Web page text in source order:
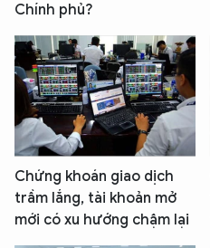
Chính phủ?
Chứng khoán giao dịch
trầm lắng, tài khoản mở
mới có xu hướng chậm lại